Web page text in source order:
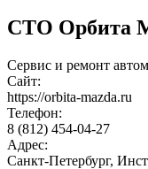
СТО Орбита
Сервис и ремонт
Сайт:
https://orbita-mazda.ru
Телефон:
8 (812) 454-04-27
Адрес:
Санкт-Петербург,